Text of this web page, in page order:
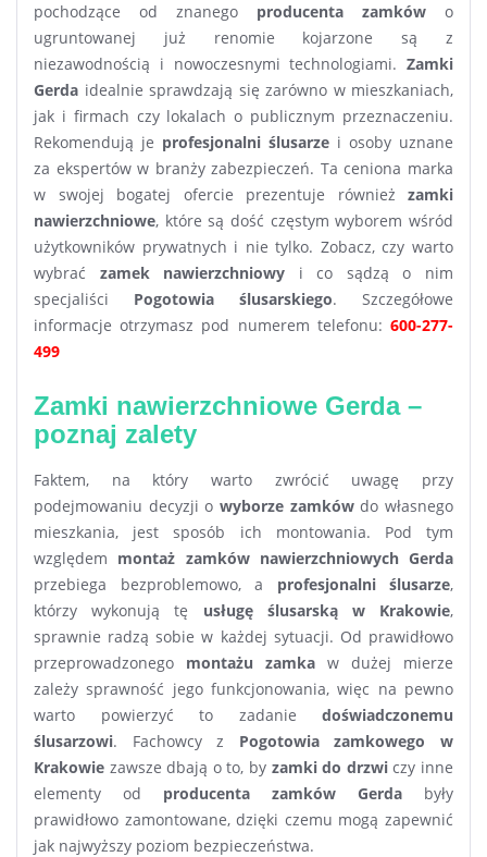
pochodzące od znanego producenta zamków o
ugruntowanej już renomie kojarzone są z
niezawodnością i nowoczesnymi technologiami. Zamki
Gerda idealnie sprawdzają się zarówno w mieszkaniach,
jak i firmach czy lokalach o publicznym przeznaczeniu.
Rekomendują je profesjonalni ślusarze i osoby uznane
za ekspertów w branży zabezpieczeń. Ta ceniona marka
w swojej bogatej ofercie prezentuje również zamki
nawierzchniowe, które są dość częstym wyborem wśród
użytkowników prywatnych i nie tylko. Zobacz, czy warto
wybrać zamek nawierzchniowy i co sądzą o nim
specjaliści Pogotowia ślusarskiego. Szczegółowe
informacje otrzymasz pod numerem telefonu: 600-277-
499
Zamki nawierzchniowe Gerda –
poznaj zalety
Faktem, na który warto zwrócić uwagę przy
podejmowaniu decyzji o wyborze zamkówdo własnego
mieszkania, jest sposób ich montowania. Pod tym
względem montaż zamków nawierzchniowych Gerda
przebiega bezproblemowo, a profesjonalni ślusarze,
którzy wykonują tę usługę ślusarską w Krakowie,
sprawnie radzą sobie w każdej sytuacji. Od prawidłowo
przeprowadzonego montażu zamka w dużej mierze
zależy sprawność jego funkcjonowania, więc na pewno
warto powierzyć to zadanie doświadczonemu
ślusarzowi. Fachowcy z Pogotowia zamkowego w
Krakowie zawsze dbają o to, by zamki do drzwiczy inne
elementy od producenta zamków Gerda były
prawidłowo zamontowane, dzięki czemu mogą zapewnić
jak najwyższy poziom bezpieczeństwa.